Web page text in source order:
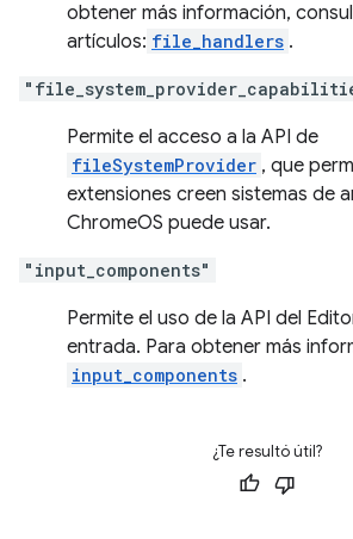
obtener más información,
artículos: file_handlers .
Permite el acceso a la API de
fileSystemProvider , que
extensiones creen sistemas de
ChromeOS puede usar.
"input_components"
Permite el uso de la API del
entrada. Para obtener más
input_components .
¿Te resultó útil?